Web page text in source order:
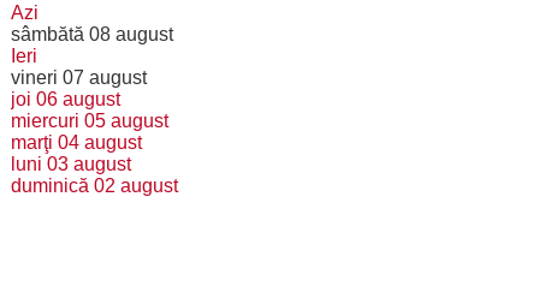
Azi
sâmbătă 08 august
Ieri
vineri 07 august
joi 06 august
miercuri 05 august
marţi 04 august
luni 03 august
duminică 02 august